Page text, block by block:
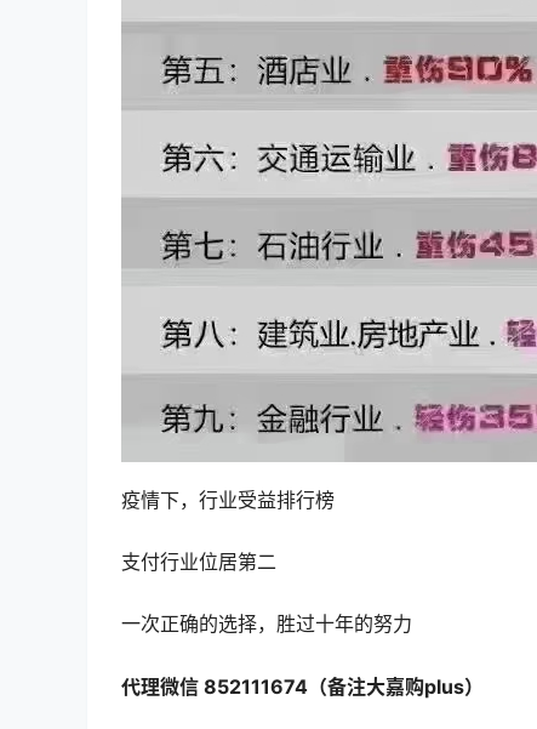
疫情下，行业受益排行榜
支付行业位居第二
一次正确的选择，胜过十年的努力
代理微信 852111674（备注大嘉购plus）